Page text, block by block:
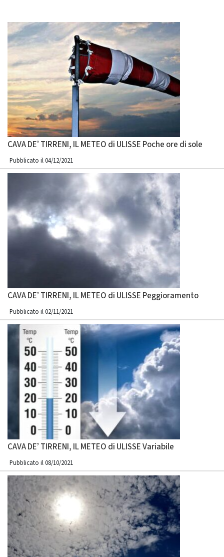
CAVA DE’ TIRRENI, IL METEO di ULISSE Poche ore di sole
Pubblicato il 04/12/2021
CAVA DE’ TIRRENI, IL METEO di ULISSE Peggioramento
Pubblicato il 02/11/2021
CAVA DE’ TIRRENI, IL METEO di ULISSE Variabile
Pubblicato il 08/10/2021